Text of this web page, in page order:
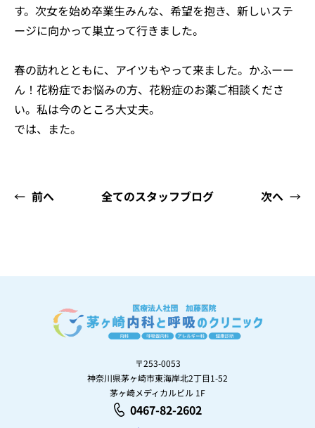
す。次女を始め卒業生みんな、希望を抱き、新しいステ
ージに向かって巣立って行きました。
春の訪れとともに、アイツもやって来ました。かふーー
ん！花粉症でお悩みの方、花粉症のお薬ご相談くださ
い。私は今のところ大丈夫。
では、また。
← 前へ 全てのスタッフブログ 次へ →
〒253-0053
神奈川県茅ヶ崎市東海岸北2丁目1-52
茅ヶ崎メディカルビル 1F
0467-82-2602